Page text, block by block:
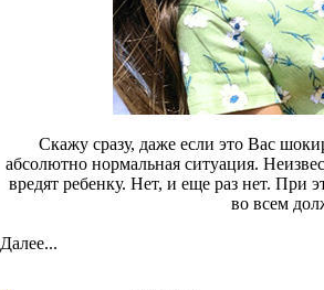
Скажу сразу, даже если это Вас
абсолютно нормальная ситуация.
вредят ребенку. Нет, и еще раз нет. При
во всем
Далее...